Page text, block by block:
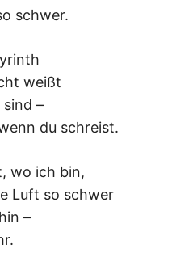
O
L
K
schwer.
weißt
–
du schreist.
wo ich bin,
Luft so schwer
–